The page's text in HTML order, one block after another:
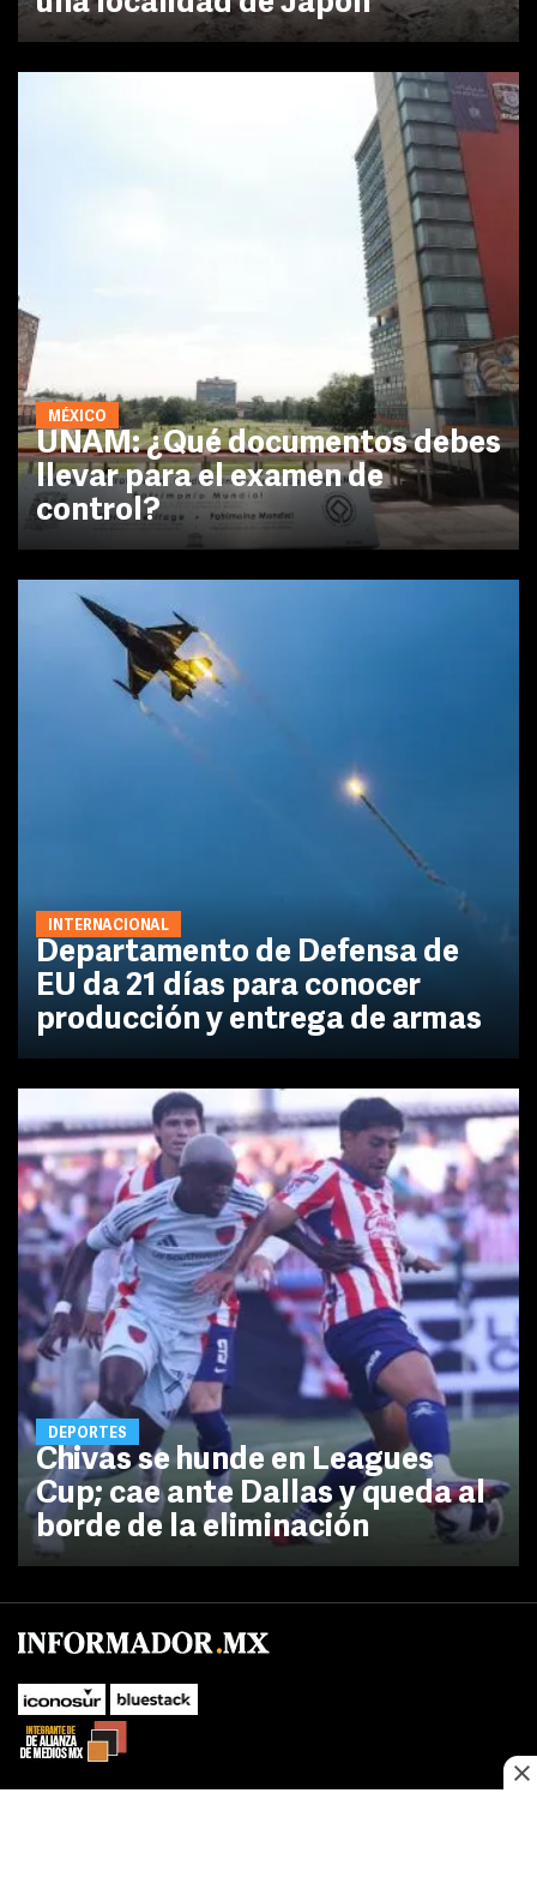
MÉXICO
UNAM: ¿Qué documentos debes
llevar para el examen de
control?
INTERNACIONAL
Departamento de Defensa de
EU da 21 días para conocer
producción y entrega de armas
DEPORTES
Chivas se hunde en Leagues
Cup; cae ante Dallas y queda al
borde de la eliminación